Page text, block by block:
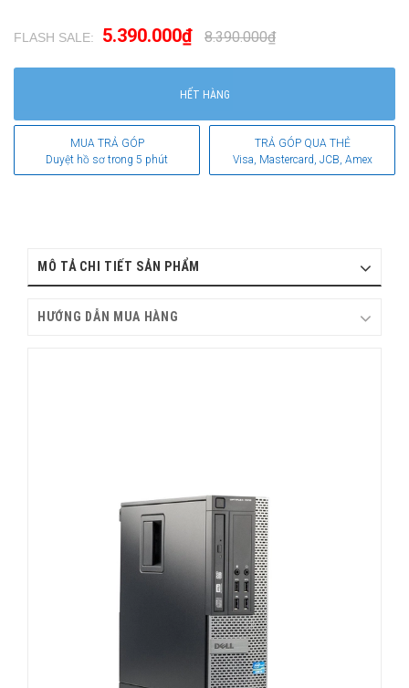
FLASH SALE: 5.390.000₫ 8.390.000₫
HẾT HÀNG
MUA TRẢ GÓP
Duyệt hồ sơ trong 5 phút
TRẢ GÓP QUA THẺ
Visa, Mastercard, JCB, Amex
MÔ TẢ CHI TIẾT SẢN PHẨM
HƯỚNG DẪN MUA HÀNG